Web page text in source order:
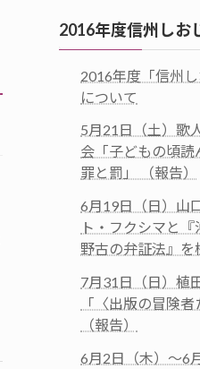
2016年度信州しお
2016年度「信州し
について
5月21日（土）
会「子どもの頃読
罪と罰」 （報告）
6月19日（日）山
ト・フクシマと
野古の弁証法』を
7月31日（日）植
「〈出版の冒険者
（報告）
6月2日（木）～6